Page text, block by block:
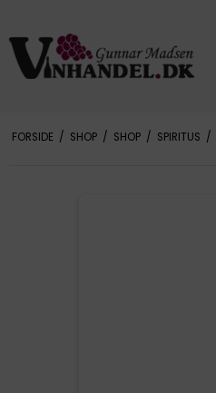
FORSIDE / SHOP / SHOP / SPIRITUS /